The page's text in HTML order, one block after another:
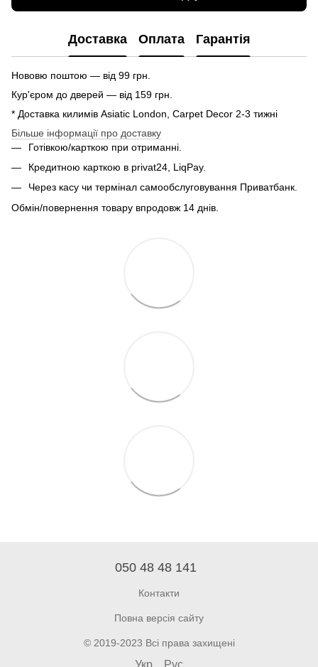
Доставка Оплата Гарантія
Нововю поштою — від 99 грн.
Кур'єром до дверей — від 159 грн.
* Доставка килимів Asiatic London, Carpet Decor 2-3 тижні
Більше інформації про доставку
Готівкою/карткою при отриманні.
Кредитною карткою в privat24, LiqPay.
Через касу чи термінал самообслуговування Приватбанк.
Обмін/повернення товару впродовж 14 днів.
050 48 48 141
Контакти
Повна версія сайту
© 2019-2023 Всі права захищені
Укр Рус